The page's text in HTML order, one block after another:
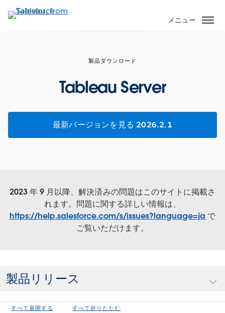
イ
移
メニュー
製品ダウンロード
Tableau Server
最新バージョンを見る 2026.2.1
2023 年 9 月以降、解決済みの問題はこのサイトに掲載さ
れます。問題に関する詳しい情報は、
https://help.salesforce.com/s/issues?language=ja で
ご覧いただけます。
製品リリース
すべて展開する すべて折りたたむ